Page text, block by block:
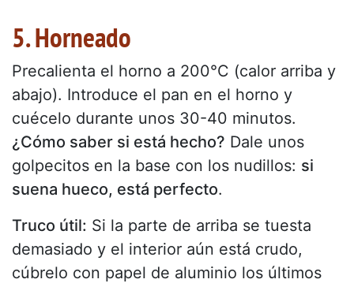
5. Horneado
Precalienta el horno a 200°C (calor arriba y
abajo). Introduce el pan en el horno y
cuécelo durante unos 30-40 minutos.
¿Cómo saber si está hecho? Dale unos
golpecitos en la base con los nudillos: si
suena hueco, está perfecto.
Truco útil: Si la parte de arriba se tuesta
demasiado y el interior aún está crudo,
cúbrelo con papel de aluminio los últimos